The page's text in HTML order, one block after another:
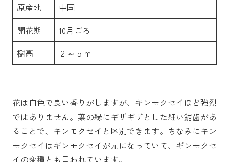
原産地
中国
開花期
10月ごろ
樹高
２～５ｍ
花は白色で良い香りがしますが、キンモクセイほど強烈
ではありません。葉の縁にギザギザとした細い鋸歯があ
ることで、キンモクセイと区別できます。ちなみにキン
モクセイはギンモクセイが元になっていて、ギンモクセ
イの変種とも言われています。